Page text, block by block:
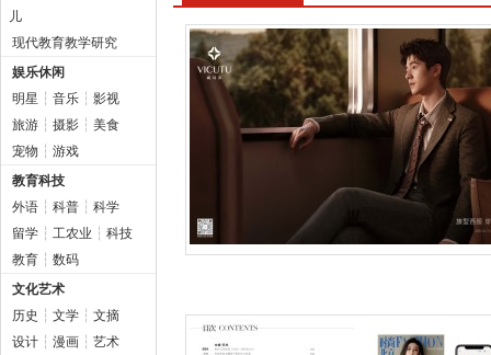
儿
现代教育教学研究
娱乐休闲
明星 ┆ 音乐 ┆ 影视
旅游 ┆ 摄影 ┆ 美食
宠物 ┆ 游戏
教育科技
外语 ┆ 科普 ┆ 科学
留学 ┆ 工农业 ┆ 科技
教育 ┆ 数码
文化艺术
历史 ┆ 文学 ┆ 文摘
设计 ┆ 漫画 ┆ 艺术